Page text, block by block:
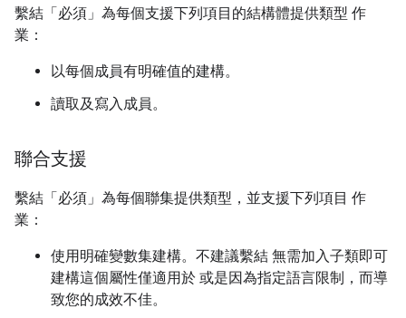
繫結「必須」為每個支援下列項目的結構體提供類型 作
業：
以每個成員有明確值的建構。
讀取及寫入成員。
聯合支援
繫結「必須」為每個聯集提供類型，並支援下列項目 作
業：
使用明確變數集建構。不建議繫結 無需加入子類即可
建構這個屬性僅適用於 或是因為指定語言限制，而導
致您的成效不佳。